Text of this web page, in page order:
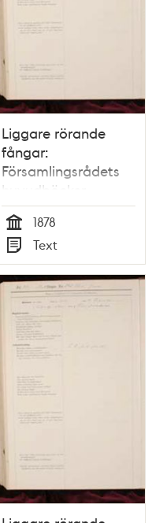
Liggare rörande
fångar:
Församlingsrådets
huvudböcker
(biografiböcker),
volym 4
Tid
1878
Typ
Text